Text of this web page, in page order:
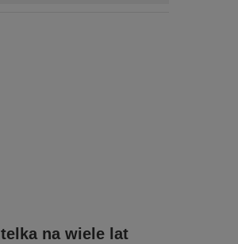
na wiele lat